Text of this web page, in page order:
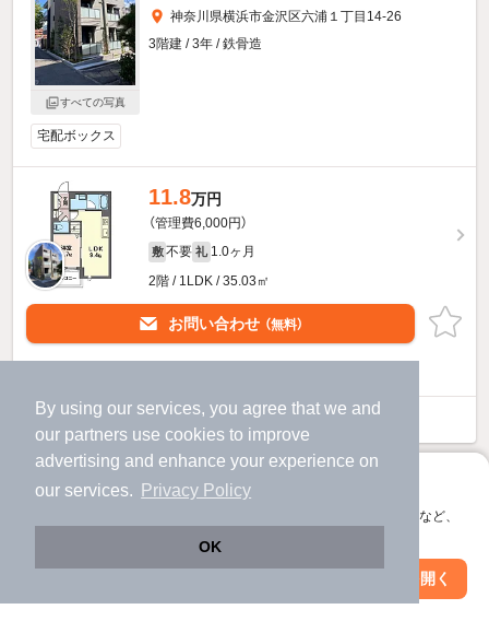
By using our services, you agree that we and
our partners use cookies to improve
advertising and enhance your experience on
our services.
Privacy Policy
OK
アプリに切り替えて、サクサクお部屋探し
会員登録なしですぐ使える。マップ検索やお気に入り保存など、
アプリを開く
すべての写真
神奈川県横浜市金沢区六浦１丁目14-26
3階建 / 3年 / 鉄骨造
宅配ボックス
11.8万円
（管理費6,000円）
敷 不要 礼 1.0ヶ月
2階 / 1LDK / 35.03㎡
お問い合わせ （無料）
セーズのすべての部屋を見る
絞り込み条件を変更